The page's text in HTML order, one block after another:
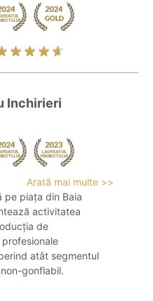
Inchirieri
Arată mai multe >>
pe piața din Baia
activitatea
de
atât segmentul
gonflabil.